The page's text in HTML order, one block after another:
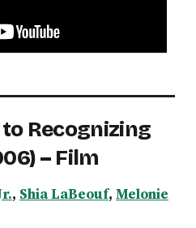
to Recognizing
– Film
, Shia LaBeouf, Melonie